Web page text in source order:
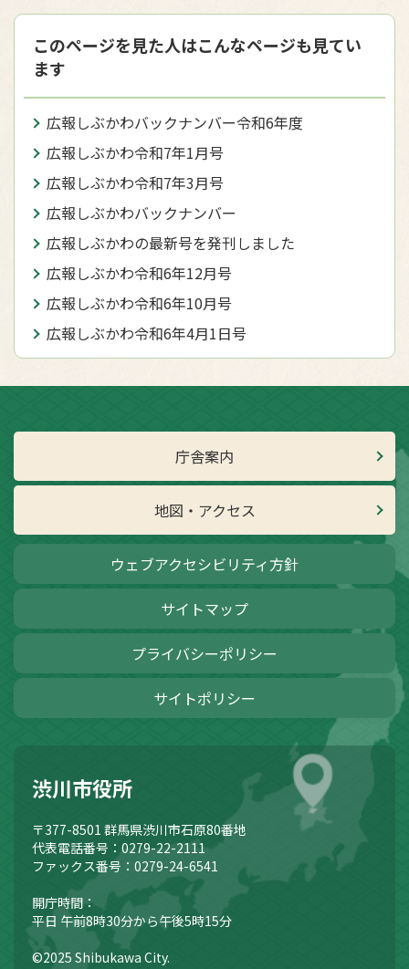
このページを見た人はこんなページも見てい
ます
広報しぶかわバックナンバー令和6年度
広報しぶかわ令和7年1月号
広報しぶかわ令和7年3月号
広報しぶかわバックナンバー
広報しぶかわの最新号を発刊しました
広報しぶかわ令和6年12月号
広報しぶかわ令和6年10月号
広報しぶかわ令和6年4月1日号
庁舎案内
地図・アクセス
ウェブアクセシビリティ方針
サイトマップ
プライバシーポリシー
サイトポリシー
渋川市役所
〒377-8501 群馬県渋川市石原80番地
代表電話番号：0279-22-2111
ファックス番号：0279-24-6541
開庁時間：
平日 午前8時30分から午後5時15分
©2025 Shibukawa City.